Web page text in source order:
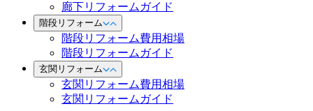
廊下リフォームガイド
階段リフォーム
階段リフォーム費用相場
階段リフォームガイド
玄関リフォーム
玄関リフォーム費用相場
玄関リフォームガイド